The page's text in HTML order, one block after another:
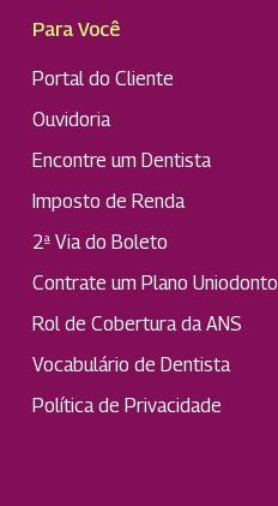
Para Você
Portal do Cliente
Ouvidoria
Encontre um Dentista
Imposto de Renda
2ª Via do Boleto
Contrate um Plano Uniodonto
Rol de Cobertura da ANS
Vocabulário de Dentista
Política de Privacidade